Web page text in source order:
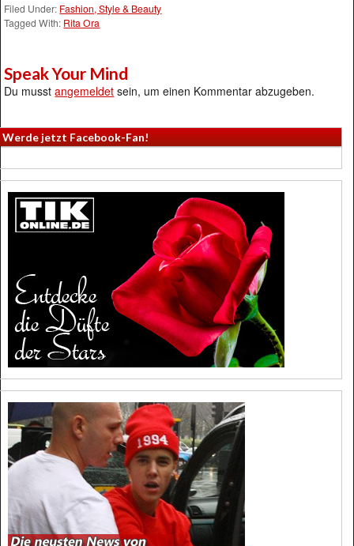
Filed Under: Fashion, Style & Beauty
Tagged With: Rita Ora
Speak Your Mind
Du musstangemeldet sein, um einen Kommentar abzugeben.
Werde jetzt Facebook-Fan!